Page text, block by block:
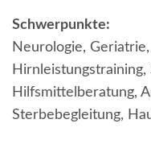
Schwerpunkte:
Neurologie,
Hilfsmittelberatung,
Sterbebegleitung,